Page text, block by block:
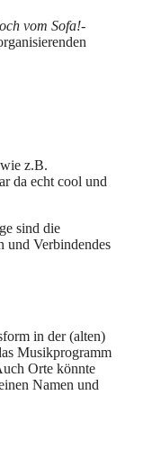
vom Sofa!-
z.B.
da echt cool und
sind die
und Verbindendes
in der (alten)
Musikprogramm
Orte könnte
Namen und